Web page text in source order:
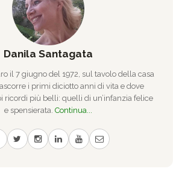
Danila Santagata
il 7 giugno del 1972, sul tavolo della casa
i primi diciotto anni di vita e dove
ricordi più belli: quelli di un’infanzia felice
e spensierata. Continua...